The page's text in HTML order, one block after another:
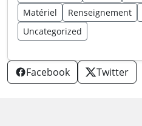
Matériel
Renseignement
Uncategorized
Facebook Twitter